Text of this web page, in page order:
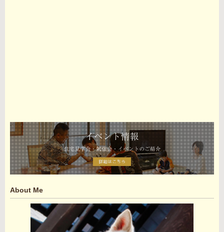
About Me